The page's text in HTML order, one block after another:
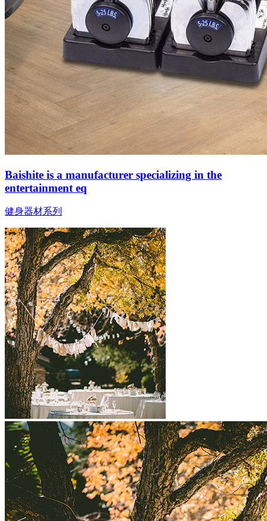
Baishite is a manufacturer specializing in the
entertainment eq
健身器材系列